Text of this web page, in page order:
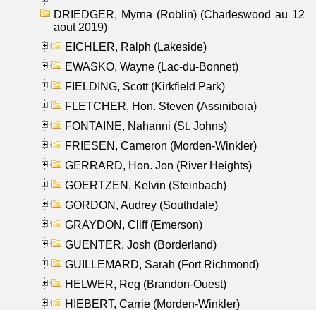
DRIEDGER, Myrna (Roblin) (Charleswood au 12
aout 2019)
EICHLER, Ralph (Lakeside)
EWASKO, Wayne (Lac-du-Bonnet)
FIELDING, Scott (Kirkfield Park)
FLETCHER, Hon. Steven (Assiniboia)
FONTAINE, Nahanni (St. Johns)
FRIESEN, Cameron (Morden-Winkler)
GERRARD, Hon. Jon (River Heights)
GOERTZEN, Kelvin (Steinbach)
GORDON, Audrey (Southdale)
GRAYDON, Cliff (Emerson)
GUENTER, Josh (Borderland)
GUILLEMARD, Sarah (Fort Richmond)
HELWER, Reg (Brandon-Ouest)
HIEBERT, Carrie (Morden-Winkler)